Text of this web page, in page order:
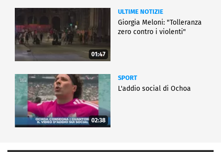
01:47
ULTIME NOTIZIE
Giorgia Meloni: "Tolleranza
zero contro i violenti"
02:38
SPORT
L'addio social di Ochoa